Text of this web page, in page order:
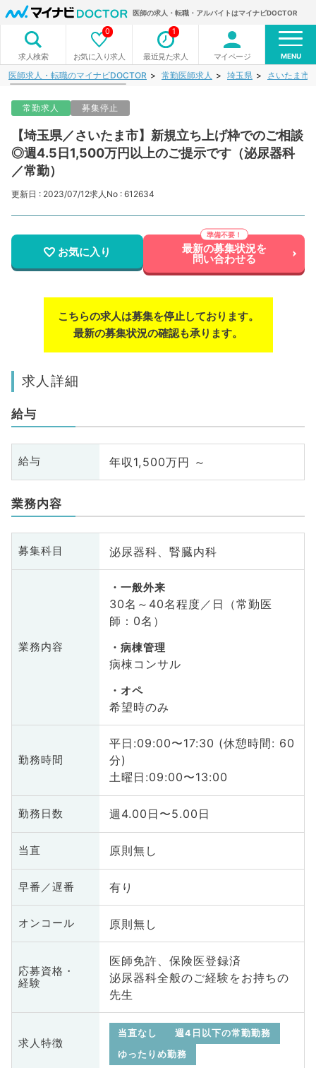
医師の求人・転職・アルバイトはマイナビDOCTOR
求人検索 お気に入り求人
0
最近見た求人
1
マイページ MENU
医師求人・転職のマイナビDOCTOR 常勤医師求人 埼玉県 さいたま市
常勤求人 募集停止
【埼玉県／さいたま市】新規立ち上げ枠でのご相談
◎週4.5日1,500万円以上のご提示です（泌尿器科
／常勤）
更新日 : 2023/07/12求人No : 612634
お気に入り 最新の募集状況を
問い合わせる
こちらの求人は募集を停止しております。
最新の募集状況の確認も承ります。
求人詳細
給与
給与 年収1,500万円 ～
業務内容
募集科目 泌尿器科、腎臓内科
業務内容
一般外来
30名～40名程度／日（常勤医
師：0名）
病棟管理
病棟コンサル
オペ
希望時のみ
勤務時間
平日:09:00〜17:30 (休憩時間: 60
分)
土曜日:09:00〜13:00
勤務日数 週4.00日〜5.00日
当直 原則無し
早番／遅番 有り
オンコール 原則無し
応募資格・
経験
医師免許、保険医登録済
泌尿器科全般のご経験をお持ちの
先生
求人特徴
当直なし
週4日以下の常勤勤務
ゆったりめ勤務